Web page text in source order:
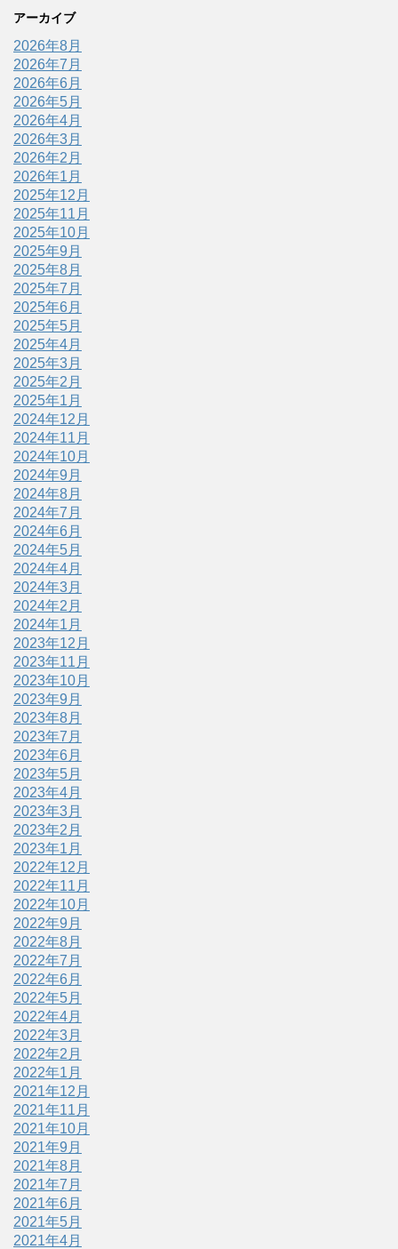
アーカイブ
2026年8月
2026年7月
2026年6月
2026年5月
2026年4月
2026年3月
2026年2月
2026年1月
2025年12月
2025年11月
2025年10月
2025年9月
2025年8月
2025年7月
2025年6月
2025年5月
2025年4月
2025年3月
2025年2月
2025年1月
2024年12月
2024年11月
2024年10月
2024年9月
2024年8月
2024年7月
2024年6月
2024年5月
2024年4月
2024年3月
2024年2月
2024年1月
2023年12月
2023年11月
2023年10月
2023年9月
2023年8月
2023年7月
2023年6月
2023年5月
2023年4月
2023年3月
2023年2月
2023年1月
2022年12月
2022年11月
2022年10月
2022年9月
2022年8月
2022年7月
2022年6月
2022年5月
2022年4月
2022年3月
2022年2月
2022年1月
2021年12月
2021年11月
2021年10月
2021年9月
2021年8月
2021年7月
2021年6月
2021年5月
2021年4月